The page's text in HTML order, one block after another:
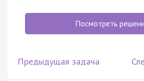
Посмотреть
Предыдущая задача